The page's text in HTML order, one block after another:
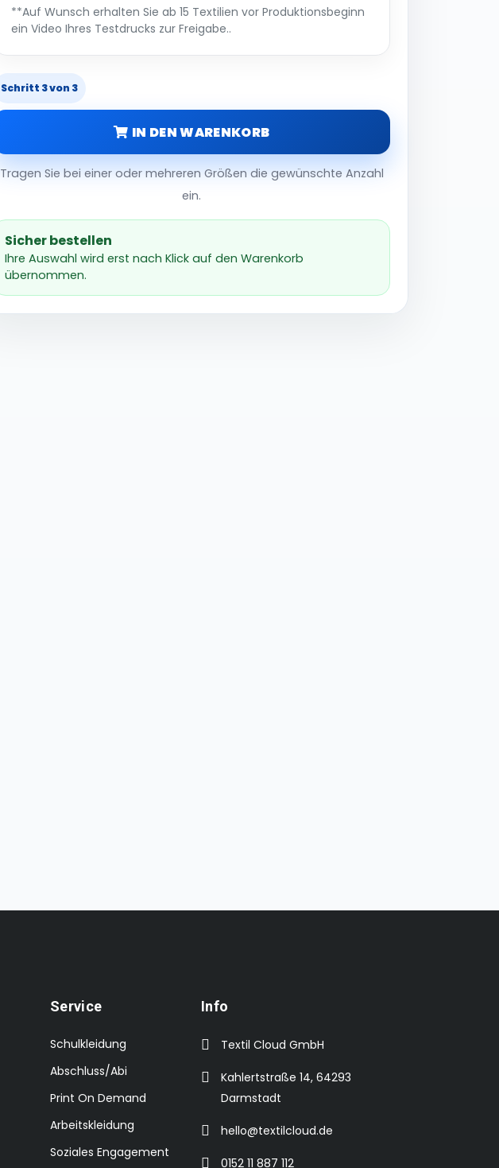
**Auf Wunsch erhalten Sie ab 15 Textilien vor Produktionsbeginn
ein Video Ihres Testdrucks zur Freigabe..
Schritt 3 von 3
IN DEN WARENKORB
Tragen Sie bei einer oder mehreren Größen die gewünschte Anzahl
ein.
Sicher bestellen
Ihre Auswahl wird erst nach Klick auf den Warenkorb
übernommen.
Service
Schulkleidung
Abschluss/Abi
Print On Demand
Arbeitskleidung
Soziales Engagement
Info
Textil Cloud GmbH
Kahlertstraße 14, 64293
Darmstadt
hello@textilcloud.de
0152 11 887 112